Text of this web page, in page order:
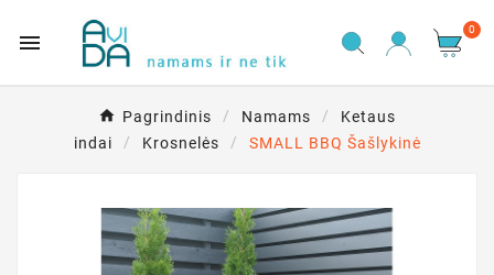

0
Pagrindinis Namams
Ketaus
indai
Krosnelės SMALL BBQ Šašlykinė